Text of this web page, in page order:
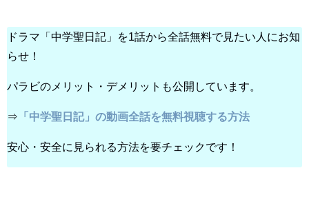
ドラマ「中学聖日記」を1話から全話無料で見たい人にお知
らせ！
パラビのメリット・デメリットも公開しています。
⇒ 「中学聖日記」の動画全話を無料視聴する方法
安心・安全に見られる方法を要チェックです！